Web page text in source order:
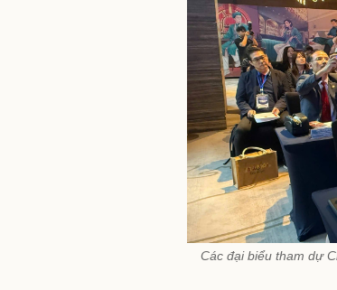
Các đại biểu tham dự